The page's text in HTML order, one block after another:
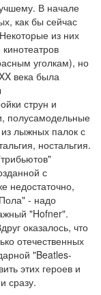
В начале
как бы сейчас
из них
уголкам), но
века была
струн и
полусамодельные
лыжных палок с
ностальгия.
с
недостаточно,
- надо
"Hofner".
оказалось, что
отечественных
"Beatles-
этих героев и
сразу.